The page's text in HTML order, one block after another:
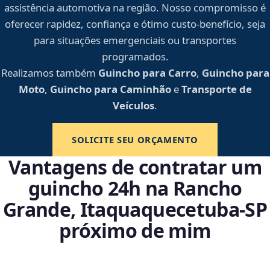
assistência automotiva na região. Nosso compromisso é
oferecer rapidez, confiança e ótimo custo-benefício, seja
para situações emergenciais ou transportes
programados.
Realizamos também Guincho para Carro, Guincho para
Moto, Guincho para CaminhãoeTransporte de
Veículos.
SOLICITE SEU ORÇAMENTO
Vantagens de contratar um
guincho 24h na Rancho
Grande, Itaquaquecetuba‑SP
próximo de mim